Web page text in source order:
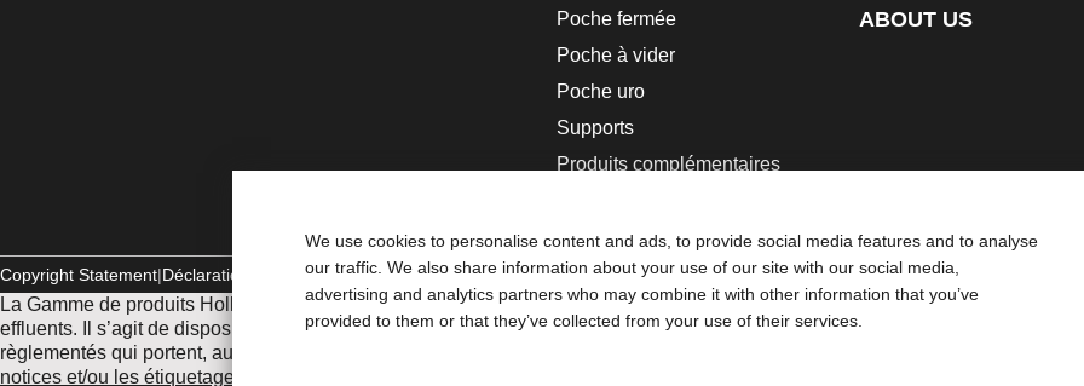
We use cookies to personalise content and ads, to provide social media features and to analyse
our traffic. We also share information about your use of our site with our social media,
advertising and analytics partners who may combine it with other information that you’ve
provided to them or that they’ve collected from your use of their services.
Poche fermée
Poche à vider
Poche uro
Supports
Produits complémentaires
Fiches de données de sécurité
ABOUT US
Copyright Statement Déclaration de conformité aux règles refuges Cookies
La Gamme de produits Hollister stomathérapie est constituée de dispositifs d’appareillage d’une stomie permettant le recueil
effluents. Il s’agit de dispositifs médicaux fabriqués par Hollister Incorporated. Ces dispositifs médicaux sont des produits de
règlementés qui portent, au titre de cette règlementation, le marquage CE.
notices et/ou les étiquetages.